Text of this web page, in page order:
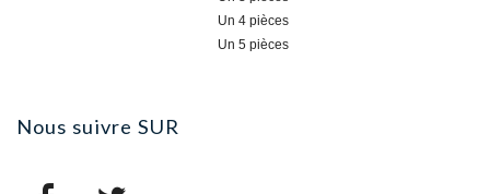
Un 4 pièces
Un 5 pièces
nous suivre SUR